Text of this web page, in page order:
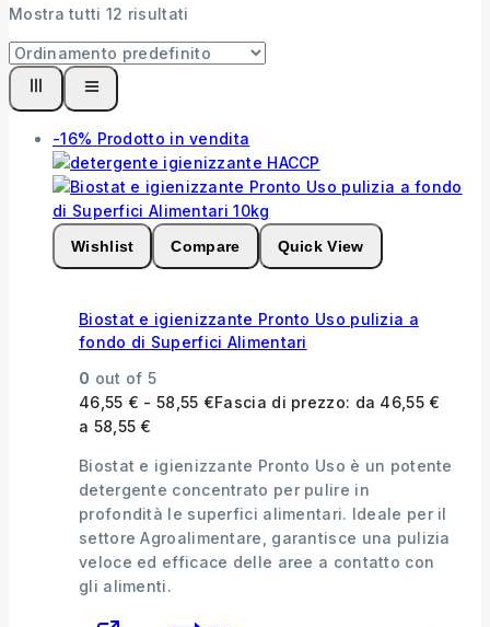
Mostra tutti 12 risultati
-16% Prodotto in vendita
Wishlist Compare Quick View
Biostat e igienizzante Pronto Uso pulizia a
fondo di Superfici Alimentari
0 out of 5
46,55 € - 58,55 €Fascia di prezzo: da 46,55 €
a 58,55 €
Biostat e igienizzante Pronto Uso è un potente
detergente concentrato per pulire in
profondità le superfici alimentari. Ideale per il
settore Agroalimentare, garantisce una pulizia
veloce ed efficace delle aree a contatto con
gli alimenti.